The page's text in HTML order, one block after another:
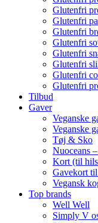
Glutenfri
Glutenfri
Glutenfri
Glutenfri
Glutenfri
Glutenfri
Glutenfri
Glutenfri
Tilbud
Gaver
Veganske
Veganske
Tøj & Sko
Nuoceans
Kort (til
Gavekort
Vegansk
Top brands
Well Well
Simply V